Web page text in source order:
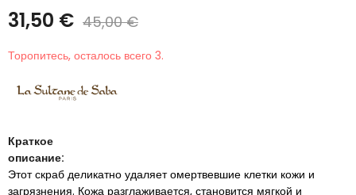
31,50 € 45,00€
Торопитесь, осталось всего 3.
Краткое
описание:
Этот скраб деликатно удаляет омертвевшие клетки кожи и
загрязнения. Кожа разглаживается, становится мягкой и